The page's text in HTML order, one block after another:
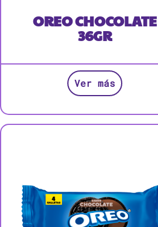
OREO CHOCOLATE
36GR
Ver más